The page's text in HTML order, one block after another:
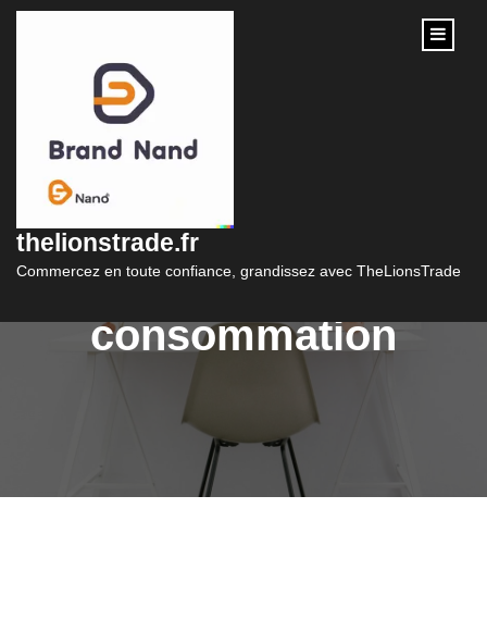
content
thelionstrade.fr
Commercez en toute confiance, grandissez avec TheLionsTrade
Comprendre les taux
d’intérêt dans le
crédit à la
consommation